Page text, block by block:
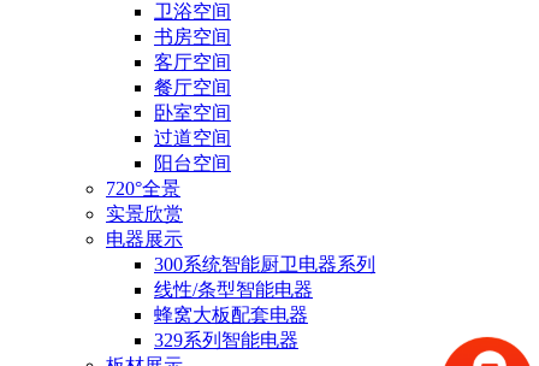
卫浴空间
书房空间
客厅空间
餐厅空间
卧室空间
过道空间
阳台空间
720°全景
实景欣赏
电器展示
300系统智能厨卫电器系列
线性/条型智能电器
蜂窝大板配套电器
329系列智能电器